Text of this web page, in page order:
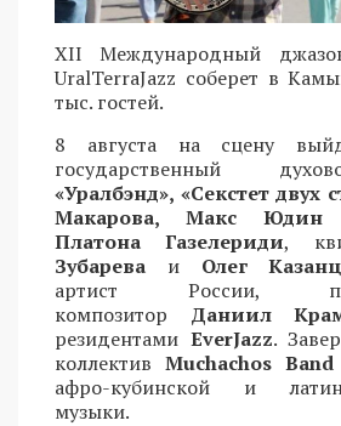
XII Международный
UralTerraJazz соберет в
тыс. гостей.
8 августа на сцену
государственный
«Уралбэнд», «Секстет двух
Макарова, Макс Юдин
Платона Газелериди,
Зубарева и Олег
артист России,
композитор Даниил
резидентами EverJazz.
коллектив Muchachos Band
афро-кубинской и
музыки.